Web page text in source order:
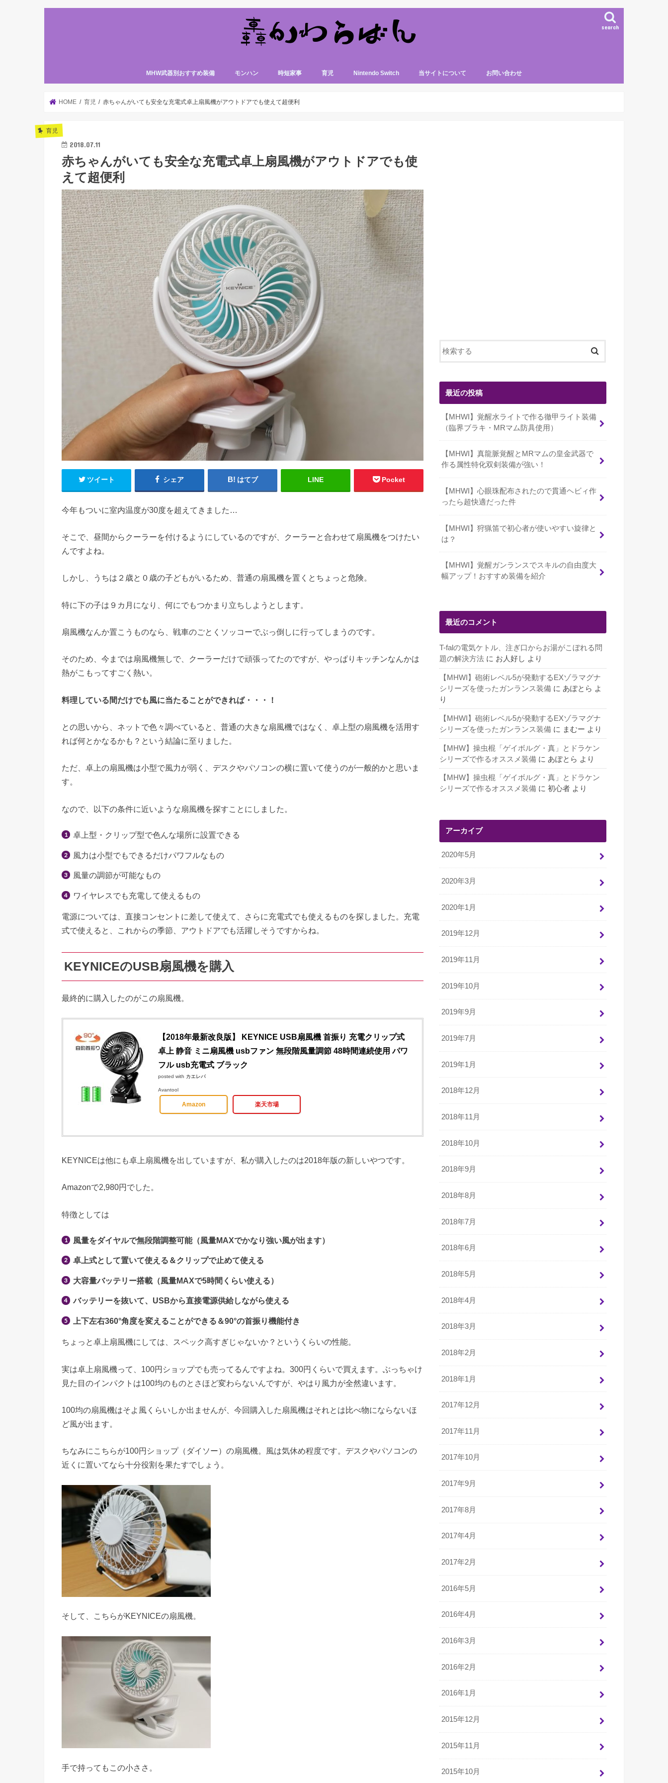
search
MHW武器別おすすめ装備 モンハン 時短家事 育児 Nintendo Switch 当サイトについて お問い合わせ
HOME 育児 赤ちゃんがいても安全な充電式卓上扇風機がアウトドアでも使えて超便利
育児
2018.07.11
赤ちゃんがいても安全な充電式卓上扇風機がアウトドアでも使
えて超便利
ツイート シェア はてブ LINE Pocket
今年もついに室内温度が30度を超えてきました…
そこで、昼間からクーラーを付けるようにしているのですが、クーラーと合わせて扇風機をつけたい
んですよね。
しかし、うちは２歳と０歳の子どもがいるため、普通の扇風機を置くとちょっと危険。
特に下の子は９カ月になり、何にでもつかまり立ちしようとします。
扇風機なんか置こうものなら、戦車のごとくソッコーでぶっ倒しに行ってしまうのです。
そのため、今までは扇風機無しで、クーラーだけで頑張ってたのですが、やっぱりキッチンなんかは
熱がこもってすごく熱い。
料理している間だけでも風に当たることができれば・・・！
との思いから、ネットで色々調べていると、普通の大きな扇風機ではなく、卓上型の扇風機を活用す
れば何とかなるかも？という結論に至りました。
ただ、卓上の扇風機は小型で風力が弱く、デスクやパソコンの横に置いて使うのが一般的かと思いま
す。
なので、以下の条件に近いような扇風機を探すことにしました。
卓上型・クリップ型で色んな場所に設置できる
風力は小型でもできるだけパワフルなもの
風量の調節が可能なもの
ワイヤレスでも充電して使えるもの
電源については、直接コンセントに差して使えて、さらに充電式でも使えるものを探しました。充電
式で使えると、これからの季節、アウトドアでも活躍しそうですからね。
KEYNICEのUSB扇風機を購入
最終的に購入したのがこの扇風機。
【2018年最新改良版】 KEYNICE USB扇風機 首振り 充電クリップ式
卓上 静音 ミニ扇風機 usbファン 無段階風量調節 48時間連続使用 パワ
フル usb充電式 ブラック
posted with カエレバ
Avantool
Amazon 楽天市場
KEYNICEは他にも卓上扇風機を出していますが、私が購入したのは2018年版の新しいやつです。
Amazonで2,980円でした。
特徴としては
風量をダイヤルで無段階調整可能（風量MAXでかなり強い風が出ます）
卓上式として置いて使える＆クリップで止めて使える
大容量バッテリー搭載（風量MAXで5時間くらい使える）
バッテリーを抜いて、USBから直接電源供給しながら使える
上下左右360°角度を変えることができる＆90°の首振り機能付き
ちょっと卓上扇風機にしては、スペック高すぎじゃないか？というくらいの性能。
実は卓上扇風機って、100円ショップでも売ってるんですよね。300円くらいで買えます。ぶっちゃけ
見た目のインパクトは100均のものとさほど変わらないんですが、やはり風力が全然違います。
100均の扇風機はそよ風くらいしか出ませんが、今回購入した扇風機はそれとは比べ物にならないほ
ど風が出ます。
ちなみにこちらが100円ショップ（ダイソー）の扇風機。風は気休め程度です。デスクやパソコンの
近くに置いてなら十分役割を果たすでしょう。
そして、こちらがKEYNICEの扇風機。
手で持ってもこの小ささ。
最近の投稿
【MHWI】覚醒水ライトで作る徹甲ライト装備
（臨界ブラキ・MRマム防具使用）
【MHWI】真龍脈覚醒とMRマムの皇金武器で
作る属性特化双剣装備が強い！
【MHWI】心眼珠配布されたので貫通ヘビィ作
ったら超快適だった件
【MHWI】狩猟笛で初心者が使いやすい旋律と
は？
【MHWI】覚醒ガンランスでスキルの自由度大
幅アップ！おすすめ装備を紹介
最近のコメント
T-falの電気ケトル、注ぎ口からお湯がこぼれる問
題の解決方法 に お人好し より
【MHWI】砲術レベル5が発動するEXゾラマグナ
シリーズを使ったガンランス装備 に あぽとら よ
り
【MHWI】砲術レベル5が発動するEXゾラマグナ
シリーズを使ったガンランス装備 に まむー より
【MHW】操虫棍「ゲイボルグ・真」とドラケン
シリーズで作るオススメ装備 に あぽとら より
【MHW】操虫棍「ゲイボルグ・真」とドラケン
シリーズで作るオススメ装備 に 初心者 より
アーカイブ
2020年5月
2020年3月
2020年1月
2019年12月
2019年11月
2019年10月
2019年9月
2019年7月
2019年1月
2018年12月
2018年11月
2018年10月
2018年9月
2018年8月
2018年7月
2018年6月
2018年5月
2018年4月
2018年3月
2018年2月
2018年1月
2017年12月
2017年11月
2017年10月
2017年9月
2017年8月
2017年4月
2017年2月
2016年5月
2016年4月
2016年3月
2016年2月
2016年1月
2015年12月
2015年11月
2015年10月